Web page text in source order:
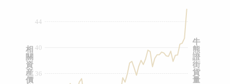
40
36
44
牛
熊
證
街
貨
量
相
關
資
産
價
牛熊證文件及公告 (瑞信)
收市競價變化